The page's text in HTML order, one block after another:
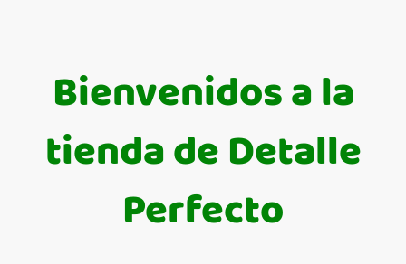
Bienvenidos a la
tienda de Detalle
Perfecto